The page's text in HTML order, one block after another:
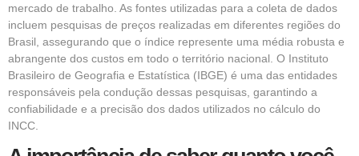
mercado de trabalho. As fontes utilizadas para a coleta de dados
incluem pesquisas de preços realizadas em diferentes regiões do
Brasil, assegurando que o índice represente uma média robusta e
abrangente dos custos em todo o território nacional. O Instituto
Brasileiro de Geografia e Estatística (IBGE) é uma das entidades
responsáveis pela condução dessas pesquisas, garantindo a
confiabilidade e a precisão dos dados utilizados no cálculo do
INCC.